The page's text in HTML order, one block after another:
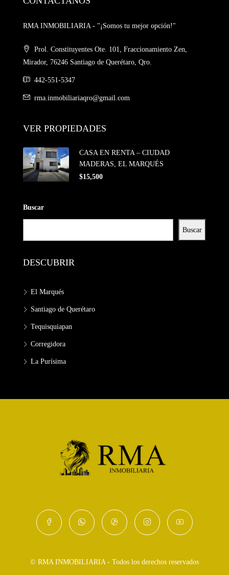
RMA INMOBILIARIA - "¡Somos tu mejor opción!"
Prol. Constituyentes Ote. 101, Fraccionamiento Zen,
Mirador, 76246 Santiago de Querétaro, Qro.
442-551-5347
rma.inmobiliariaqro@gmail.com
VER PROPIEDADES
CASA EN RENTA – CIUDAD
MADERAS, EL MARQUÉS
$15,500
Buscar
Buscar
DESCUBRIR
El Marqués
Santiago de Querétaro
Tequisquiapan
Corregidora
La Purísima
© RMA INMOBILIARIA - Todos los derechos reservados